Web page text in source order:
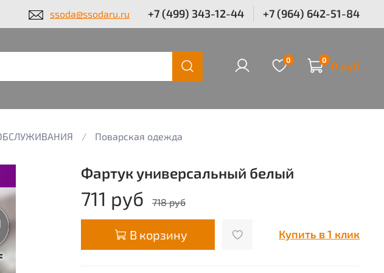
ssoda@ssodaru.ru +7 (499) 343-12-44 +7 (964) 642-51-84
0 0 0 руб
Поварская одежда
Фартук универсальный белый
711 руб 718 руб
В корзину Купить в 1 клик